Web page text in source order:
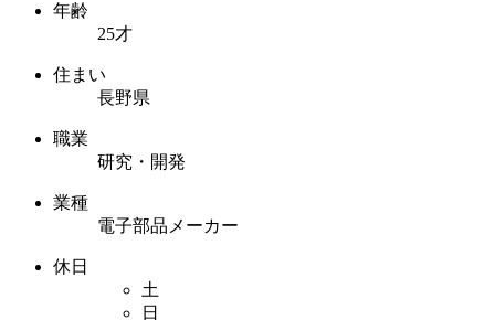
年齢
25才
住まい
長野県
職業
研究・開発
業種
電子部品メーカー
休日
土
日